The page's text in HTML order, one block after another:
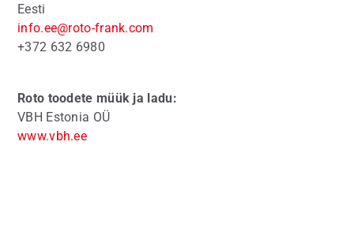
Eesti
info.ee@roto-frank.com
+372 632 6980
Roto toodete müük ja ladu:
VBH Estonia OÜ
www.vbh.ee